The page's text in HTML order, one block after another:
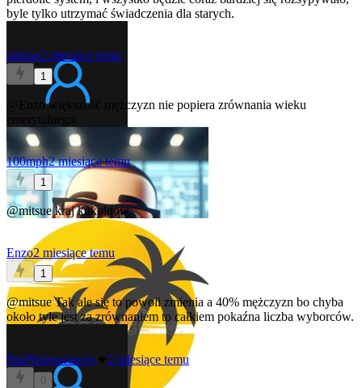
byle tylko utrzymać świadczenia dla starych.
mitsue2 miesiące temu
1
większość mężczyzn nie popiera zrównania wieku
100mph2 miesiące temu
1
@mitsuekraj kukoldow
Enzo2 miesiące temu
1
@mitsueTak ale się to powoli zmienia a 40% mężczyzn bo chyba
około tyle jest za zrównaniem to całkiem pokaźna liczba wyborców.
PanNiepoprawny 2 miesiące temu
0